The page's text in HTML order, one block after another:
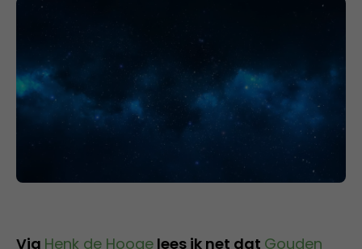
Via Henk de Hooge lees ik net dat Gouden